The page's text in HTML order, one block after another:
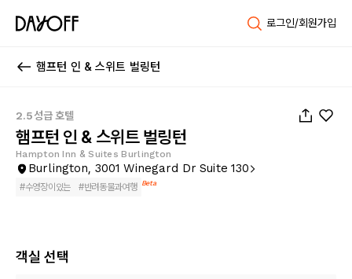
로그인/회원가입
햄프턴 인 & 스위트 벌링턴
2.5성급 호텔
햄프턴 인 & 스위트 벌링턴
Hampton Inn & Suites Burlington
Burlington, 3001 Winegard Dr Suite 130
#수영장이있는 #반려동물과여행 Beta
객실 선택